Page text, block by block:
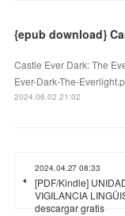
Castle Ever Dark: The
Ever-Dark-The-
2024.06.02 21:02
2024.04.27 08:33
[PDF/Kindle]
VIGILANCIA
descargar gratis